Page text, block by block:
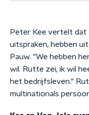
Peter Kee vertelt dat
uitspraken, hebben
Pauw. "We hebben
wil. Rutte zei, ik wil
het bedrijfsleven."
multinationals